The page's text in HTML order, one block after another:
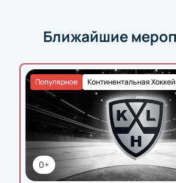
Ближайшие
0+
Континентальная
Популярное